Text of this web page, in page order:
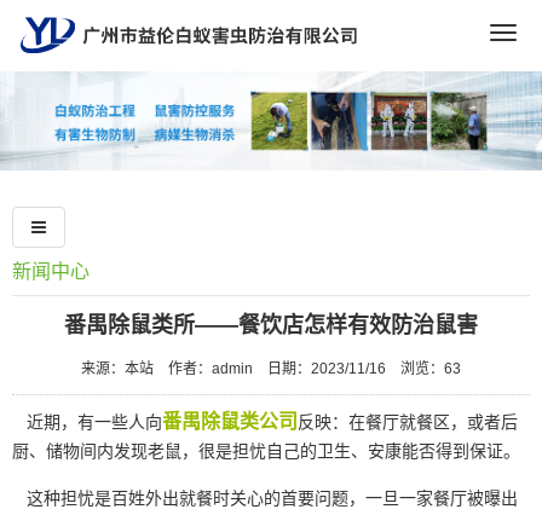
新闻中心
番禺除鼠类所——餐饮店怎样有效防治鼠害
来源：本站 作者：admin 日期：2023/11/16 浏览： 63
近期，有一些人向番禺除鼠类公司 反映：在餐厅就餐区，或者后
厨、储物间内发现老鼠，很是担忧自己的卫生、安康能否得到保证。
这种担忧是百姓外出就餐时关心的首要问题，一旦一家餐厅被曝出